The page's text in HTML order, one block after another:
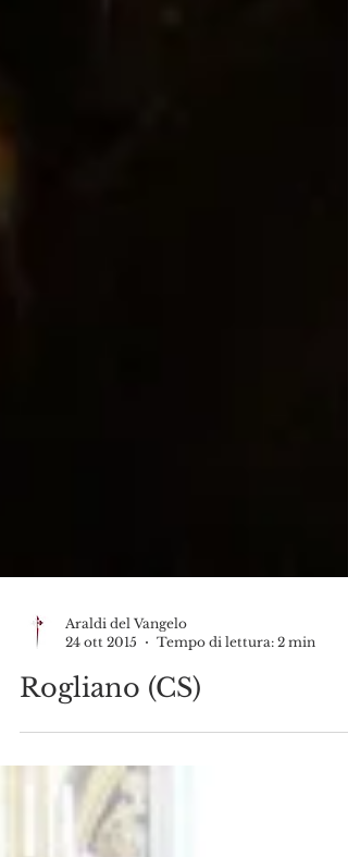
24 ott 2015
Tempo di lettura: 2 min
Rogliano (CS)